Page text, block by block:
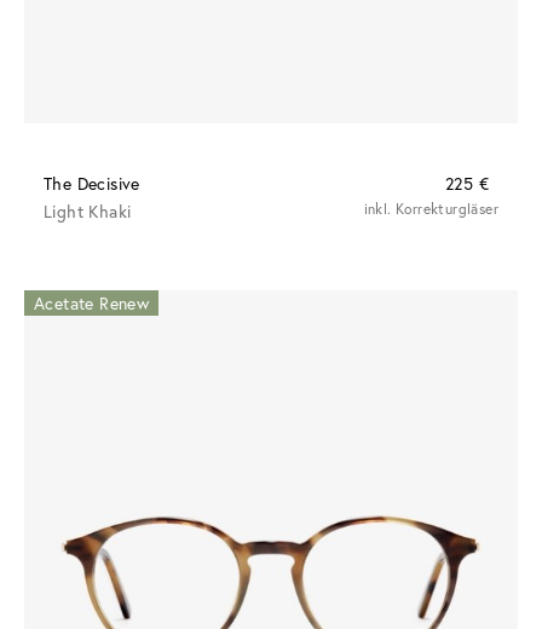
The Decisive
225 €
Light Khaki
inkl. Korrekturgläser
Acetate Renew